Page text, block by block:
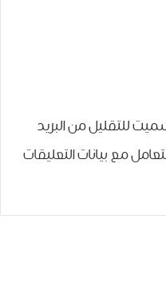
للتقليل من البريد
مع بيانات التعليقات